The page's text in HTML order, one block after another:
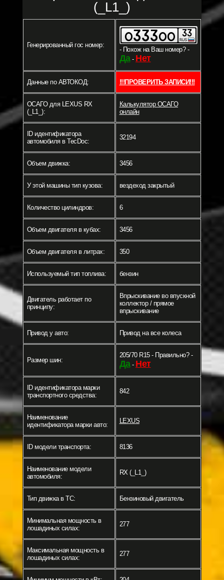
(_L1_)
Генерированный гос номер:
- Похож на Ваш номер? -
Да- Нет
Данные по АВТОКОД: !!!ПРОВЕРИТЬ ЗАПИСИ!!!
ОСАГО для LEXUS RX
(_L1_):
Калькулятор ОСАГО
онлайн
ID идентификатора
автомобиля в TecDoc:
32194
Объем движка: 3456
У этой машины тип кузова: вездеход закрытый
Количество цилиндров: 6
Объем двигателя в кубах: 3456
Объем двигателя в литрах: 350
Используемый тип топлива: бензин
Двигатель работает по
принципу:
Впрыскивание во впускной
коллектор / прямое
впрыскивание
Привод у авто: Привод на все колеса
Размер шин:
205/70 R15 - Правильно? -
Да- Нет
ID идентификатора марки
транспортного средства:
842
Наименование
идентификатора марки авто:
LEXUS
ID модели транспорта: 8136
Наименование модели
автомобиля:
RX (_L1_)
Тип движка в ТС: Бензиновый двигатель
Минимальная мощность в
лошадиных силах:
277
Максимальная мощность в
лошадиных силах:
277